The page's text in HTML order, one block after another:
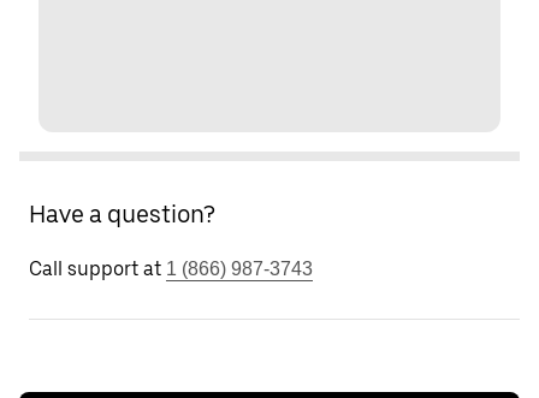
Have a question?
Call support at 1 (866) 987-3743